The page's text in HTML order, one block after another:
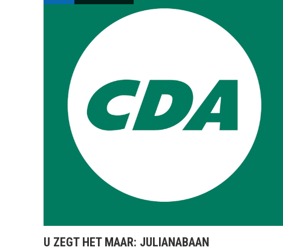
U ZEGT HET MAAR: JULIANABAAN